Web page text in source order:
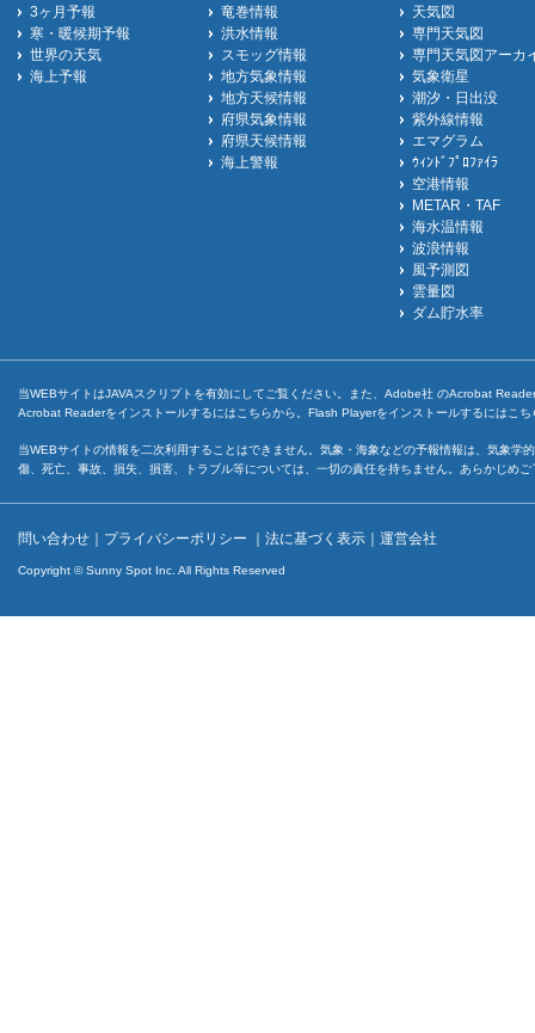
3ヶ月予報
寒・暖候期予報
世界の天気
海上予報
竜巻情報
洪水情報
スモッグ情報
地方気象情報
地方天候情報
府県気象情報
府県天候情報
海上警報
天気図
専門天気図
専門天気図アーカ
気象衛星
潮汐・日出没
紫外線情報
エマグラム
ｳｨﾝﾄﾞﾌﾟﾛﾌｧｲﾗ
空港情報
METAR・TAF
海水温情報
波浪情報
風予測図
雲量図
ダム貯水率
当WEBサイトはJAVAスクリプトを有効にしてご覧ください。また、Adobe社 のAcrobat
Acrobat Readerをインストールするには こちらから。Flash Playerをインストールするには こち
当WEBサイトの情報を二次利用することはできません。気象・海象などの予報情報は、気象
傷、死亡、事故、損失、損害、トラブル等については、一切の責任を持ちません。あらかじめ
問い合わせ ｜ プライバシーポリシー ｜ 法に基づく表示 ｜ 運営会社
Copyright © Sunny Spot Inc. All Rights Reserved